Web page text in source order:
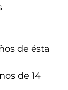
de ésta
de 14